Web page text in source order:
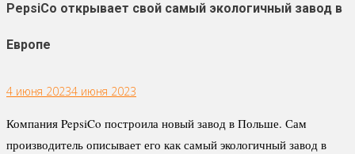
PepsiCo открывает свой самый экологичный завод в
Европе
4 июня 20234 июня 2023
Компания PepsiCo построила новый завод в Польше. Сам
производитель описывает его как самый экологичный завод в